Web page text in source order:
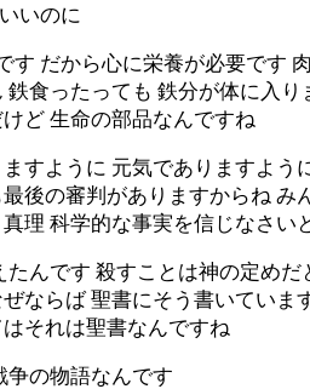
いのに
だから心に栄養が必要です
食ったっても 鉄分が体に入
ど 生命の部品なんですね
すように 元気でありますよ
後の審判がありますからね
理 科学的な事実を信じなさい
んです 殺すことは神の定め
ならば 聖書にそう書いてい
それは聖書なんですね
争の物語なんです